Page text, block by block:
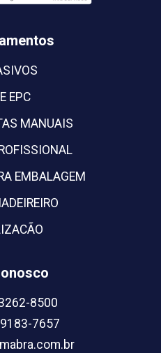
EPC
MANUAIS
EMBALAGEM
8500
7657